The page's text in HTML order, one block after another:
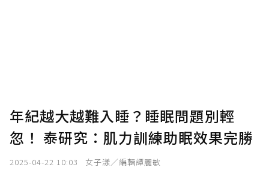
年紀越大越難入睡？睡眠問題別輕
忽！ 泰研究：肌力訓練助眠效果完勝
2025-04-22 10:03 女子漾／編輯譚麗敏